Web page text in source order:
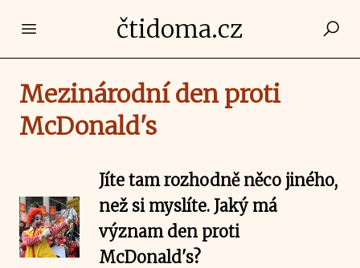
Open main menučtidoma.cz
Mezinárodní den proti
McDonald's
Jíte tam rozhodně něco jiného,
než si myslíte. Jaký má
význam den proti
McDonald's?